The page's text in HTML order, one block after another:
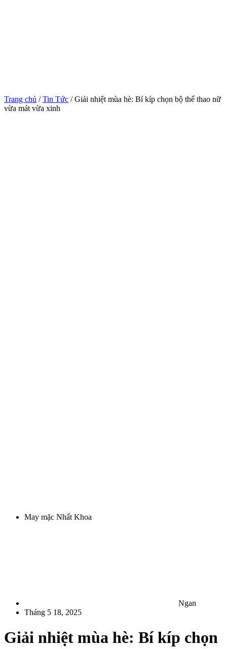
Trang chủ /Tin Tức / Giải nhiệt mùa hè: Bí kíp chọn bộ thể thao nữ
vừa mát vừa xinh
May mặc Nhất Khoa
Ngan
Tháng 5 18, 2025
Giải nhiệt mùa hè: Bí kíp chọn